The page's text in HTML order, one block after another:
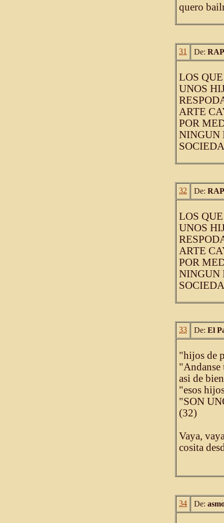
quero
31 De:
LOS
UNOS
ARTE
POR
NINGUN
32 De:
LOS
UNOS
ARTE
POR
NINGUN
33 De: El
"hijos de
"Andanse
asi de
"esos
"SON
(32)
Vaya,
cosita
34 De: